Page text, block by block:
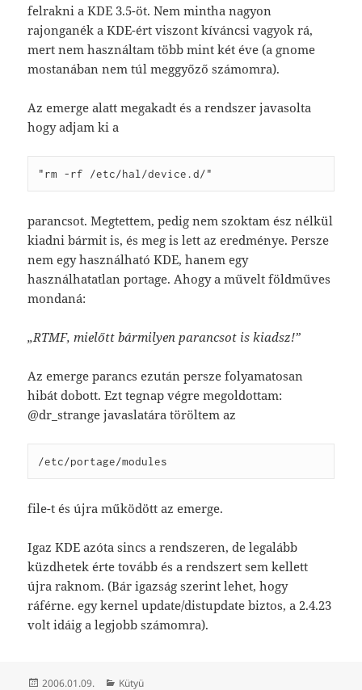
felrakni a KDE 3.5-öt. Nem mintha nagyon
rajonganék a KDE-ért viszont kíváncsi vagyok rá,
mert nem használtam több mint két éve (a gnome
mostanában nem túl meggyőző számomra).
Az emerge alatt megakadt és a rendszer javasolta
hogy adjam ki a
"rm -rf /etc/hal/device.d/"
parancsot. Megtettem, pedig nem szoktam ész nélkül
kiadni bármit is, és meg is lett az eredménye. Persze
nem egy használható KDE, hanem egy
használhatatlan portage. Ahogy a művelt földműves
mondaná:
„RTMF, mielőtt bármilyen parancsot is kiadsz!”
Az emerge parancs ezután persze folyamatosan
hibát dobott. Ezt tegnap végre megoldottam:
@dr_strange javaslatára töröltem az
/etc/portage/modules
file-t és újra működött az emerge.
Igaz KDE azóta sincs a rendszeren, de legalább
küzdhetek érte tovább és a rendszert sem kellett
újra raknom. (Bár igazság szerint lehet, hogy
ráférne. egy kernel update/distupdate biztos, a 2.4.23
volt idáig a legjobb számomra).
Közzétéve
2006.01.09. Kategória
Kütyü